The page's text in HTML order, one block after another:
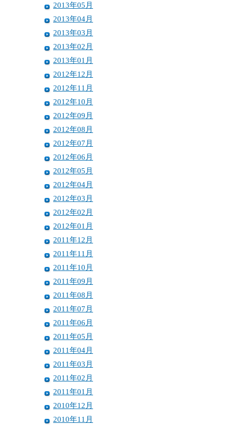
2013年05月
2013年04月
2013年03月
2013年02月
2013年01月
2012年12月
2012年11月
2012年10月
2012年09月
2012年08月
2012年07月
2012年06月
2012年05月
2012年04月
2012年03月
2012年02月
2012年01月
2011年12月
2011年11月
2011年10月
2011年09月
2011年08月
2011年07月
2011年06月
2011年05月
2011年04月
2011年03月
2011年02月
2011年01月
2010年12月
2010年11月